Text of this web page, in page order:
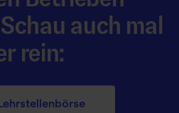
auch mal
rein: